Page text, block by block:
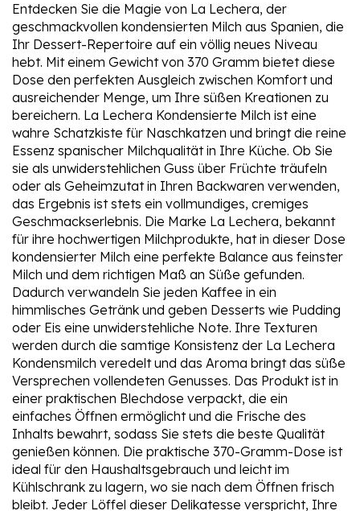
Entdecken Sie die Magie von La Lechera, der
geschmackvollen kondensierten Milch aus Spanien, die
Ihr Dessert-Repertoire auf ein völlig neues Niveau
hebt. Mit einem Gewicht von 370 Gramm bietet diese
Dose den perfekten Ausgleich zwischen Komfort und
ausreichender Menge, um Ihre süßen Kreationen zu
bereichern. La Lechera Kondensierte Milch ist eine
wahre Schatzkiste für Naschkatzen und bringt die reine
Essenz spanischer Milchqualität in Ihre Küche. Ob Sie
sie als unwiderstehlichen Guss über Früchte träufeln
oder als Geheimzutat in Ihren Backwaren verwenden,
das Ergebnis ist stets ein vollmundiges, cremiges
Geschmackserlebnis. Die Marke La Lechera, bekannt
für ihre hochwertigen Milchprodukte, hat in dieser Dose
kondensierter Milch eine perfekte Balance aus feinster
Milch und dem richtigen Maß an Süße gefunden.
Dadurch verwandeln Sie jeden Kaffee in ein
himmlisches Getränk und geben Desserts wie Pudding
oder Eis eine unwiderstehliche Note. Ihre Texturen
werden durch die samtige Konsistenz der La Lechera
Kondensmilch veredelt und das Aroma bringt das süße
Versprechen vollendeten Genusses. Das Produkt ist in
einer praktischen Blechdose verpackt, die ein
einfaches Öffnen ermöglicht und die Frische des
Inhalts bewahrt, sodass Sie stets die beste Qualität
genießen können. Die praktische 370-Gramm-Dose ist
ideal für den Haushaltsgebrauch und leicht im
Kühlschrank zu lagern, wo sie nach dem Öffnen frisch
bleibt. Jeder Löffel dieser Delikatesse verspricht, Ihre